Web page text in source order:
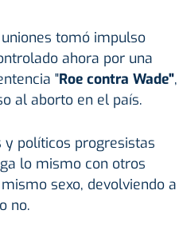
tomó impulso
ahora por una
"Roe contra Wade",
al aborto en el país.
y políticos progresistas
lo mismo con otros
sexo, devolviendo a
no.